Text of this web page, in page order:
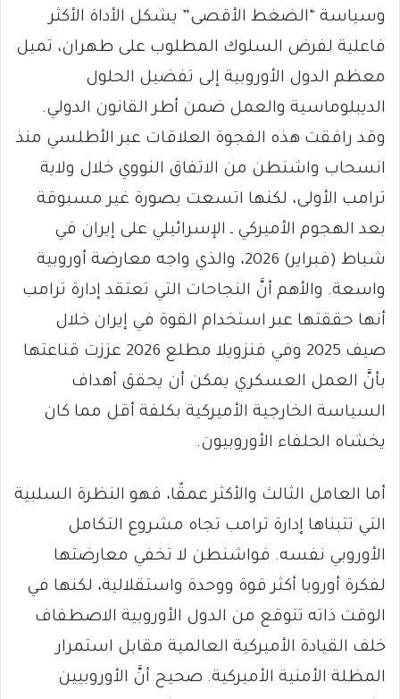
وسياسة “الضغط الأقصى” يشكل الأداة الأكثر
فاعلية لفرض السلوك المطلوب على طهران، تميل
معظم الدول الأوروبية إلى تفضيل الحلول
الديبلوماسية والعمل ضمن أطر القانون الدولي.
وقد رافقت هذه الفجوة العلاقات عبر الأطلسي منذ
انسحاب واشنطن من الاتفاق النووي خلال ولاية
ترامب الأولى، لكنها اتسعت بصورة غير مسبوقة
بعد الهجوم الأميركي ـ الإسرائيلي على إيران في
شباط (فبراير) 2026، والذي واجه معارضة أوروبية
واسعة. والأهم أنَّ النجاحات التي تعتقد إدارة ترامب
أنها حققتها عبر استخدام القوة في إيران خلال
صيف 2025 وفي فنزويلا مطلع 2026 عززت قناعتها
بأنَّ العمل العسكري يمكن أن يحقق أهداف
السياسة الخارجية الأميركية بكلفة أقل مما كان
يخشاه الحلفاء الأوروبيون.
أما العامل الثالث والأكثر عمقًا، فهو النظرة السلبية
التي تتبناها إدارة ترامب تجاه مشروع التكامل
الأوروبي نفسه. فواشنطن لا تخفي معارضتها
لفكرة أوروبا أكثر قوة ووحدة واستقلالية، لكنها في
الوقت ذاته تتوقع من الدول الأوروبية الاصطفاف
خلف القيادة الأميركية العالمية مقابل استمرار
المظلة الأمنية الأميركية. صحيح أنَّ الأوروبيين